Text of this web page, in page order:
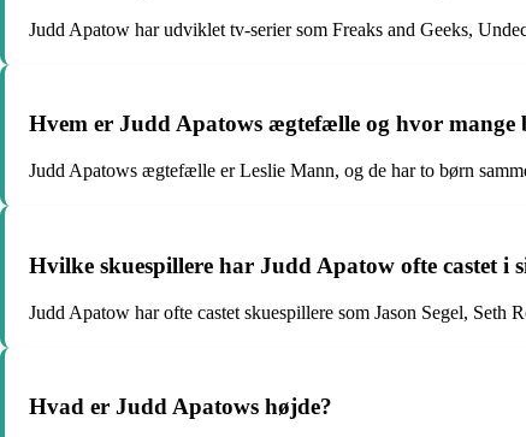
Judd Apatow har udviklet tv-serier som Freaks and Geeks,
Hvem er Judd Apatows ægtefælle og hvor mange
Judd Apatows ægtefælle er Leslie Mann, og de har to børn
Hvilke skuespillere har Judd Apatow ofte castet i
Judd Apatow har ofte castet skuespillere som Jason Segel,
Hvad er Judd Apatows højde?